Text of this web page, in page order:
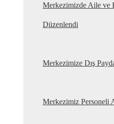
Merkezimizde Aile ve
Düzenlendi
Merkezimize Dış
Merkezimiz Personeli